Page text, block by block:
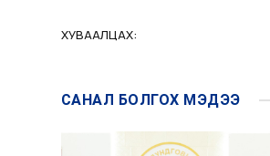
ХУВААЛЦАХ:
САНАЛ БОЛГОХ МЭДЭЭ